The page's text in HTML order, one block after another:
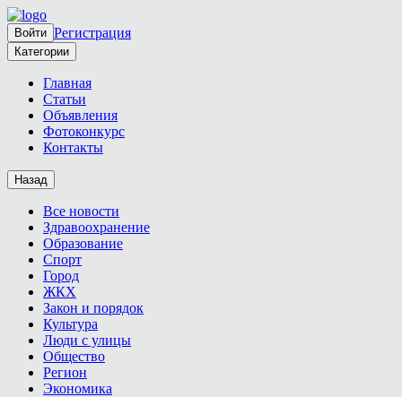
Войти Регистрация
Категории
Главная
Статьи
Объявления
Фотоконкурс
Контакты
Назад
Все новости
Здравоохранение
Образование
Спорт
Город
ЖКХ
Закон и порядок
Культура
Люди с улицы
Общество
Регион
Экономика